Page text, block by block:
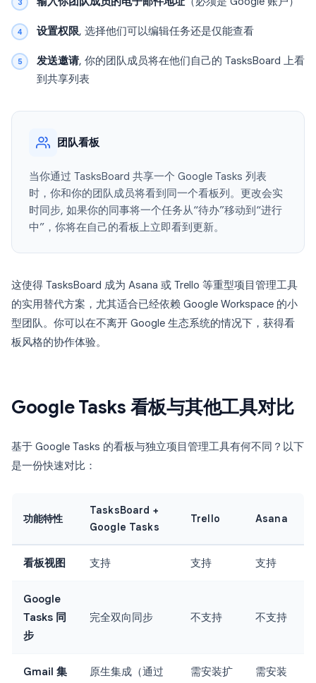
设置权限, 选择他们可以编辑任务还是仅能查看
发送邀请, 你的团队成员将在他们自己的 TasksBoard 上看
到共享列表
团队看板
当你通过 TasksBoard 共享一个 Google Tasks 列表
时，你和你的团队成员将看到同一个看板列。更改会实
时同步, 如果你的同事将一个任务从“待办”移动到“进行
中”，你将在自己的看板上立即看到更新。
这使得 TasksBoard 成为 Asana 或 Trello 等重型项目管理工具
的实用替代方案，尤其适合已经依赖 Google Workspace 的小
型团队。你可以在不离开 Google 生态系统的情况下，获得看
板风格的协作体验。
Google Tasks 看板与其他工具对比
基于 Google Tasks 的看板与独立项目管理工具有何不同？以下
是一份快速对比：
功能特性
TasksBoard +
Google Tasks
Trello Asana
看板视图 支持 支持 支持
Google
Tasks 同
步
完全双向同步 不支持 不支持
Gmail 集
原生集成（通过
需安装扩
需安装